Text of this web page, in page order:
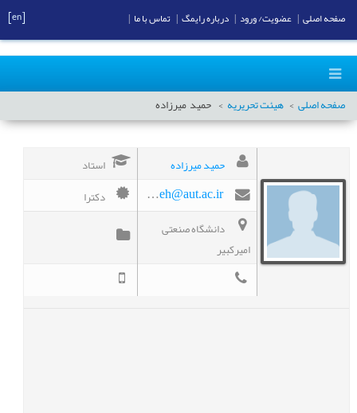
صفحه اصلی هیئت تحریریه حمیدمیرزاده
حمید میرزاده استاد
mirzadeh@aut.ac.ir
دکترا
دانشگاه صنعتی
امیرکبیر
صفحه اصلی عضویت/ ورود درباره رایمگ تماس با ما